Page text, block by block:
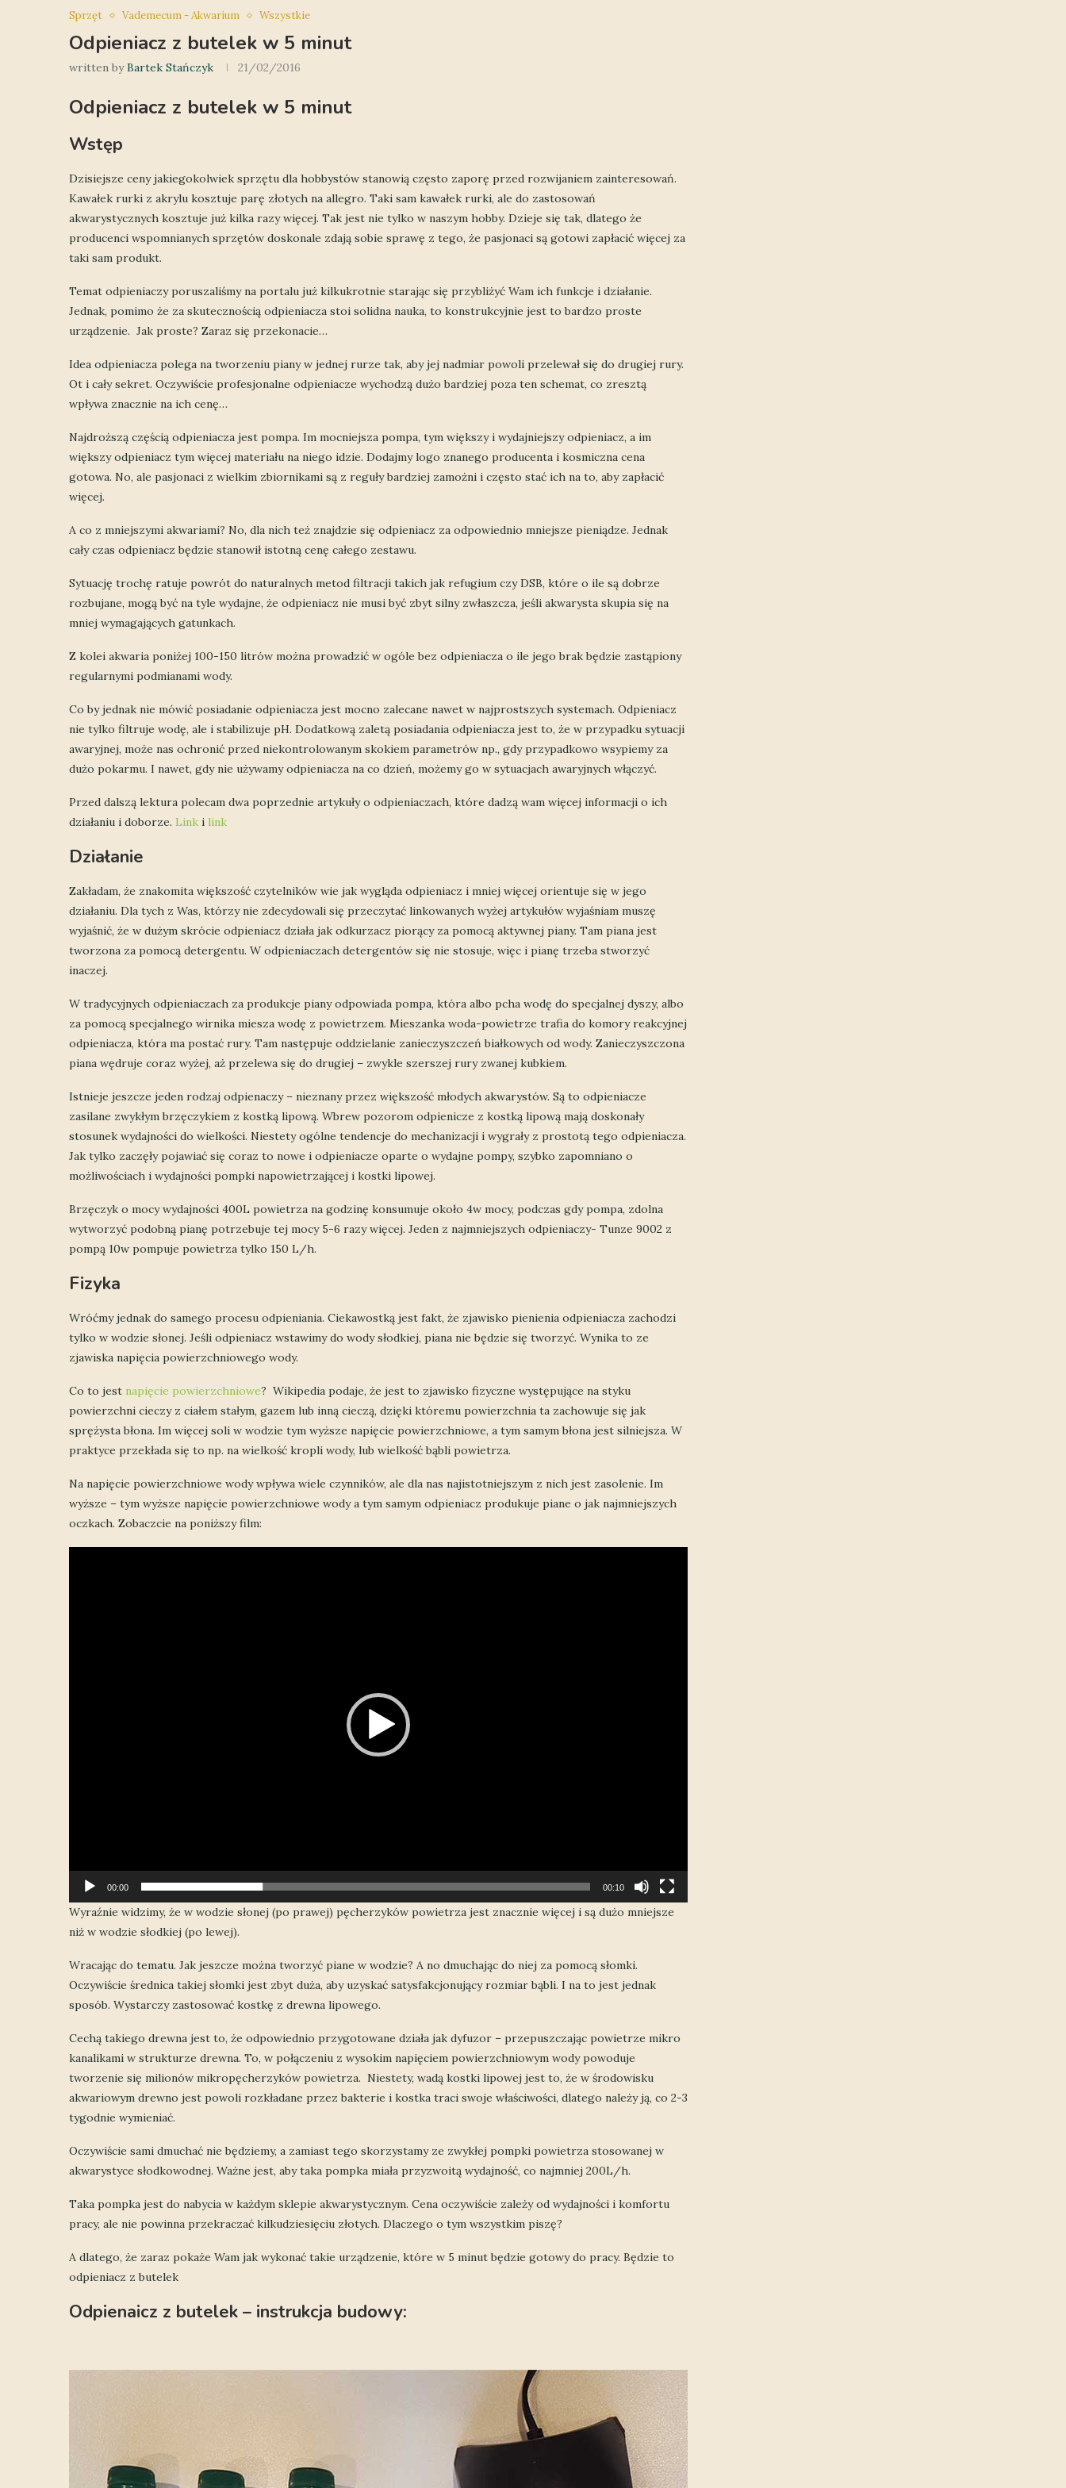
Sprzęt Vademecum - Akwarium Wszystkie
Odpieniacz z butelek w 5 minut
written byBartek Stańczyk 21/02/2016
Odpieniacz z butelek w 5 minut
Wstęp
Dzisiejsze ceny jakiegokolwiek sprzętu dla hobbystów stanowią często zaporę przed rozwijaniem zainteresowań.
Kawałek rurki z akrylu kosztuje parę złotych na allegro. Taki sam kawałek rurki, ale do zastosowań
akwarystycznych kosztuje już kilka razy więcej. Tak jest nie tylko w naszym hobby. Dzieje się tak, dlatego że
producenci wspomnianych sprzętów doskonale zdają sobie sprawę z tego, że pasjonaci są gotowi zapłacić więcej za
taki sam produkt.
Temat odpieniaczy poruszaliśmy na portalu już kilkukrotnie starając się przybliżyć Wam ich funkcje i działanie.
Jednak, pomimo że za skutecznością odpieniacza stoi solidna nauka, to konstrukcyjnie jest to bardzo proste
urządzenie. Jak proste? Zaraz się przekonacie…
Idea odpieniacza polega na tworzeniu piany w jednej rurze tak, aby jej nadmiar powoli przelewał się do drugiej rury.
Ot i cały sekret. Oczywiście profesjonalne odpieniacze wychodzą dużo bardziej poza ten schemat, co zresztą
wpływa znacznie na ich cenę…
Najdroższą częścią odpieniacza jest pompa. Im mocniejsza pompa, tym większy i wydajniejszy odpieniacz, a im
większy odpieniacz tym więcej materiału na niego idzie. Dodajmy logo znanego producenta i kosmiczna cena
gotowa. No, ale pasjonaci z wielkim zbiornikami są z reguły bardziej zamożni i często stać ich na to, aby zapłacić
więcej.
A co z mniejszymi akwariami? No, dla nich też znajdzie się odpieniacz za odpowiednio mniejsze pieniądze. Jednak
cały czas odpieniacz będzie stanowił istotną cenę całego zestawu.
Sytuację trochę ratuje powrót do naturalnych metod filtracji takich jak refugium czy DSB, które o ile są dobrze
rozbujane, mogą być na tyle wydajne, że odpieniacz nie musi być zbyt silny zwłaszcza, jeśli akwarysta skupia się na
mniej wymagających gatunkach.
Z kolei akwaria poniżej 100-150 litrów można prowadzić w ogóle bez odpieniacza o ile jego brak będzie zastąpiony
regularnymi podmianami wody.
Co by jednak nie mówić posiadanie odpieniacza jest mocno zalecane nawet w najprostszych systemach. Odpieniacz
nie tylko filtruje wodę, ale i stabilizuje pH. Dodatkową zaletą posiadania odpieniacza jest to, że w przypadku sytuacji
awaryjnej, może nas ochronić przed niekontrolowanym skokiem parametrów np., gdy przypadkowo wsypiemy za
dużo pokarmu. I nawet, gdy nie używamy odpieniacza na co dzień, możemy go w sytuacjach awaryjnych włączyć.
Przed dalszą lektura polecam dwa poprzednie artykuły o odpieniaczach, które dadzą wam więcej informacji o ich
działaniu i doborze. Link i link
Działanie
Zakładam, że znakomita większość czytelników wie jak wygląda odpieniacz i mniej więcej orientuje się w jego
działaniu. Dla tych z Was, którzy nie zdecydowali się przeczytać linkowanych wyżej artykułów wyjaśniam muszę
wyjaśnić, że w dużym skrócie odpieniacz działa jak odkurzacz piorący za pomocą aktywnej piany. Tam piana jest
tworzona za pomocą detergentu. W odpieniaczach detergentów się nie stosuje, więc i pianę trzeba stworzyć
inaczej.
W tradycyjnych odpieniaczach za produkcje piany odpowiada pompa, która albo pcha wodę do specjalnej dyszy, albo
za pomocą specjalnego wirnika miesza wodę z powietrzem. Mieszanka woda-powietrze trafia do komory reakcyjnej
odpieniacza, która ma postać rury. Tam następuje oddzielanie zanieczyszczeń białkowych od wody. Zanieczyszczona
piana wędruje coraz wyżej, aż przelewa się do drugiej – zwykle szerszej rury zwanej kubkiem.
Istnieje jeszcze jeden rodzaj odpienaczy – nieznany przez większość młodych akwarystów. Są to odpieniacze
zasilane zwykłym brzęczykiem z kostką lipową. Wbrew pozorom odpienicze z kostką lipową mają doskonały
stosunek wydajności do wielkości. Niestety ogólne tendencje do mechanizacji i wygrały z prostotą tego odpieniacza.
Jak tylko zaczęły pojawiać się coraz to nowe i odpieniacze oparte o wydajne pompy, szybko zapomniano o
możliwościach i wydajności pompki napowietrzającej i kostki lipowej.
Brzęczyk o mocy wydajności 400L powietrza na godzinę konsumuje około 4w mocy, podczas gdy pompa, zdolna
wytworzyć podobną pianę potrzebuje tej mocy 5-6 razy więcej. Jeden z najmniejszych odpieniaczy- Tunze 9002 z
pompą 10w pompuje powietrza tylko 150 L/h.
Fizyka
Wróćmy jednak do samego procesu odpieniania. Ciekawostką jest fakt, że zjawisko pienienia odpieniacza zachodzi
tylko w wodzie słonej. Jeśli odpieniacz wstawimy do wody słodkiej, piana nie będzie się tworzyć. Wynika to ze
zjawiska napięcia powierzchniowego wody.
Co to jest napięcie powierzchniowe? Wikipedia podaje, że jest to zjawisko fizyczne występujące na styku
powierzchni cieczy z ciałem stałym, gazem lub inną cieczą, dzięki któremu powierzchnia ta zachowuje się jak
sprężysta błona. Im więcej soli w wodzie tym wyższe napięcie powierzchniowe, a tym samym błona jest silniejsza. W
praktyce przekłada się to np. na wielkość kropli wody, lub wielkość bąbli powietrza.
Na napięcie powierzchniowe wody wpływa wiele czynników, ale dla nas najistotniejszym z nich jest zasolenie. Im
wyższe – tym wyższe napięcie powierzchniowe wody a tym samym odpieniacz produkuje piane o jak najmniejszych
oczkach. Zobaczcie na poniższy film:
00:00 00:10
Wyraźnie widzimy, że w wodzie słonej (po prawej) pęcherzyków powietrza jest znacznie więcej i są dużo mniejsze
niż w wodzie słodkiej (po lewej).
Wracając do tematu. Jak jeszcze można tworzyć piane w wodzie? A no dmuchając do niej za pomocą słomki.
Oczywiście średnica takiej słomki jest zbyt duża, aby uzyskać satysfakcjonujący rozmiar bąbli. I na to jest jednak
sposób. Wystarczy zastosować kostkę z drewna lipowego.
Cechą takiego drewna jest to, że odpowiednio przygotowane działa jak dyfuzor – przepuszczając powietrze mikro
kanalikami w strukturze drewna. To, w połączeniu z wysokim napięciem powierzchniowym wody powoduje
tworzenie się milionów mikropęcherzyków powietrza. Niestety, wadą kostki lipowej jest to, że w środowisku
akwariowym drewno jest powoli rozkładane przez bakterie i kostka traci swoje właściwości, dlatego należy ją, co 2-3
tygodnie wymieniać.
Oczywiście sami dmuchać nie będziemy, a zamiast tego skorzystamy ze zwykłej pompki powietrza stosowanej w
akwarystyce słodkowodnej. Ważne jest, aby taka pompka miała przyzwoitą wydajność, co najmniej 200L/h.
Taka pompka jest do nabycia w każdym sklepie akwarystycznym. Cena oczywiście zależy od wydajności i komfortu
pracy, ale nie powinna przekraczać kilkudziesięciu złotych. Dlaczego o tym wszystkim piszę?
A dlatego, że zaraz pokaże Wam jak wykonać takie urządzenie, które w 5 minut będzie gotowy do pracy. Będzie to
odpieniacz z butelek
Odpienaicz z butelek – instrukcja budowy: